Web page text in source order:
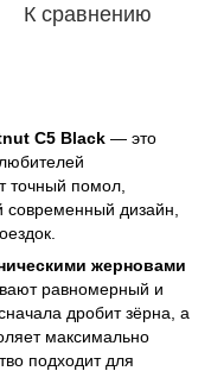
К сравнению
C5 Black — это
точный помол,
современный дизайн,
жерновами
равномерный и
дробит зёрна, а
максимально
подходит для